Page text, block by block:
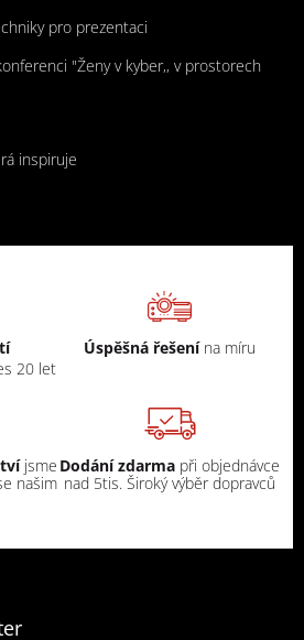
pro prezentaci
"Ženy v kyber,, v prostorech
inspiruje
20 let
Úspěšná řešení na míru
jsme
našim
Dodání zdarma při objednávce
nad 5tis. Široký výběr dopravců